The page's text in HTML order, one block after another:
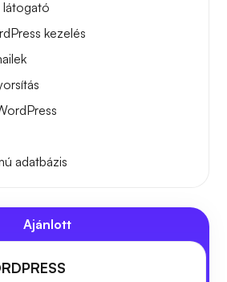
látogató
kezelés
adatbázis
Ajánlott